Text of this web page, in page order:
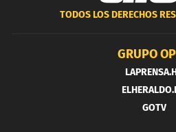
TODOS LOS DERECHOS
GRUPO
GOTV